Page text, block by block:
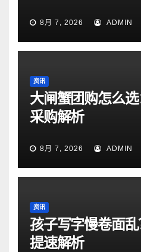
8月 7, 2026 ADMIN
资讯
大闸蟹团购怎么
采购解析
8月 7, 2026 ADMIN
资讯
孩子写字慢卷面
提速解析